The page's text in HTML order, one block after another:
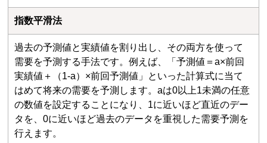
指数平滑法
過去の予測値と実績値を割り出し、その両方を使って
需要を予測する手法です。例えば、「予測値＝a×前回
実績値＋（1-a）×前回予測値」といった計算式に当て
はめて将来の需要を予測します。aは0以上1未満の任意
の数値を設定することになり、1に近いほど直近のデー
タを、0に近いほど過去のデータを重視した需要予測を
行えます。